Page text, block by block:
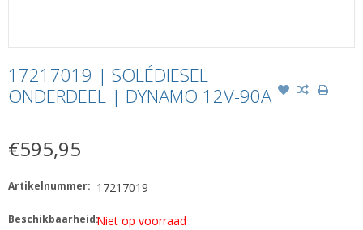
17217019 | SOLÉDIESEL
ONDERDEEL | DYNAMO 12V-90A
€595,95
Artikelnummer: 17217019
Beschikbaarheid:Niet op voorraad